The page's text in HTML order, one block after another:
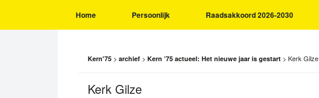
Home Persoonlijk Raadsakkoord 2026-2030
Kern'75 > archief > Kern ’75 actueel: Het nieuwe jaar is gestart > Kerk Gilze
Kerk Gilze